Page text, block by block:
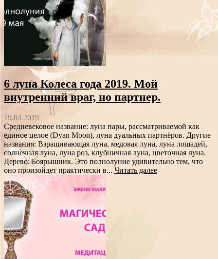
6 луна Колеса года 2019. Мой
внутренний враг, но партнер.
19.04.2019
Средневековое название: луна пары, рассматриваемой как
единое целое (Dyan Moon), луна дуальных партнёров. Другие
названия: Взращивающая луна, медовая луна, луна лошадей,
солнечная луна, луна роз, клубничная луна, цветочная луна.
Дерево: Боярышник. Это полнолуние удивительно тем, что
оно произойдет практически в... Читать далее